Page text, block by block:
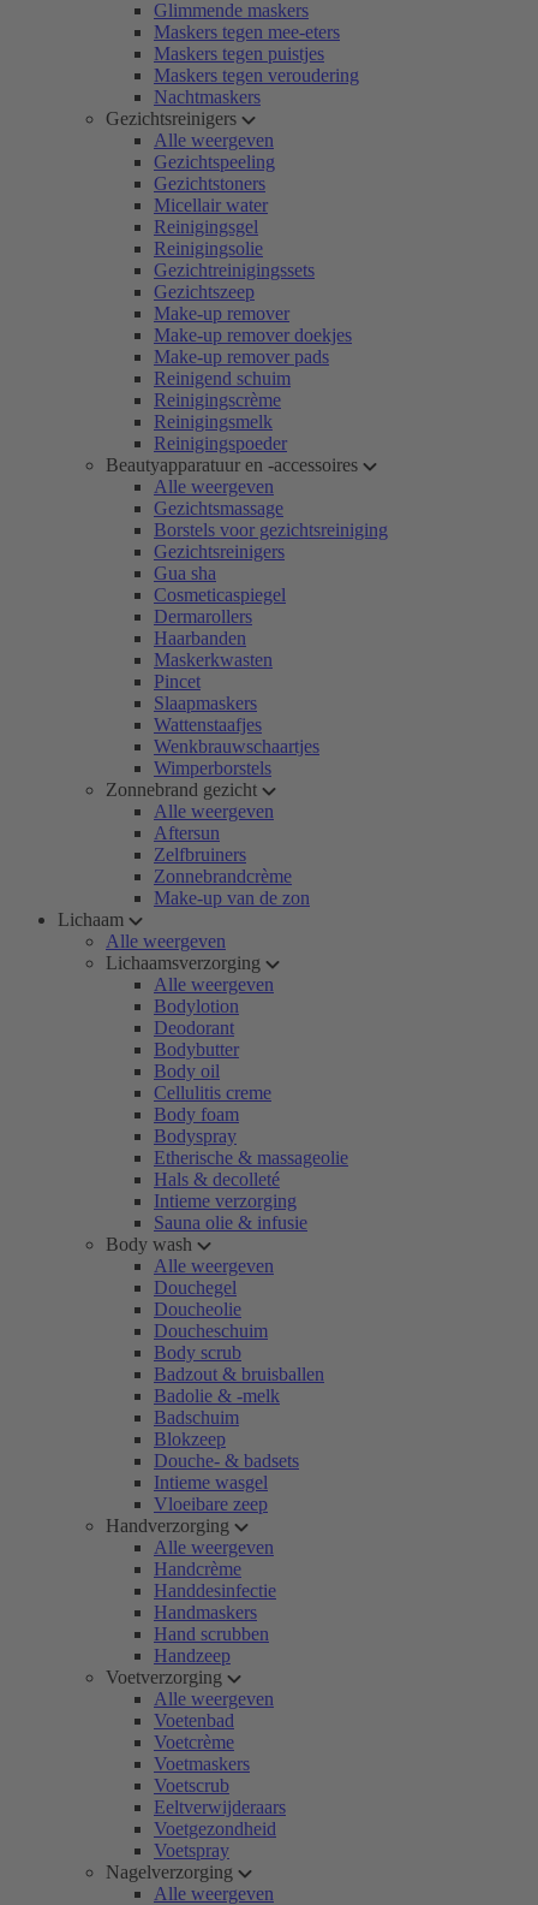
Glimmende maskers
Maskers tegen mee-eters
Maskers tegen puistjes
Maskers tegen veroudering
Nachtmaskers
Gezichtsreinigers
Alle weergeven
Gezichtspeeling
Gezichtstoners
Micellair water
Reinigingsgel
Reinigingsolie
Gezichtreinigingssets
Gezichtszeep
Make-up remover
Make-up remover doekjes
Make-up remover pads
Reinigend schuim
Reinigingscrème
Reinigingsmelk
Reinigingspoeder
Beautyapparatuur en -accessoires
Alle weergeven
Gezichtsmassage
Borstels voor gezichtsreiniging
Gezichtsreinigers
Gua sha
Cosmeticaspiegel
Dermarollers
Haarbanden
Maskerkwasten
Pincet
Slaapmaskers
Wattenstaafjes
Wenkbrauwschaartjes
Wimperborstels
Zonnebrand gezicht
Alle weergeven
Aftersun
Zelfbruiners
Zonnebrandcrème
Make-up van de zon
Lichaam
Alle weergeven
Lichaamsverzorging
Alle weergeven
Bodylotion
Deodorant
Bodybutter
Body oil
Cellulitis creme
Body foam
Bodyspray
Etherische & massageolie
Hals & decolleté
Intieme verzorging
Sauna olie & infusie
Body wash
Alle weergeven
Douchegel
Doucheolie
Doucheschuim
Body scrub
Badzout & bruisballen
Badolie & -melk
Badschuim
Blokzeep
Douche- & badsets
Intieme wasgel
Vloeibare zeep
Handverzorging
Alle weergeven
Handcrème
Handdesinfectie
Handmaskers
Hand scrubben
Handzeep
Voetverzorging
Alle weergeven
Voetenbad
Voetcrème
Voetmaskers
Voetscrub
Eeltverwijderaars
Voetgezondheid
Voetspray
Nagelverzorging
Alle weergeven